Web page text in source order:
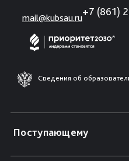
mail@kubsau.ru
+7 (861)
Сведения об
Поступающему